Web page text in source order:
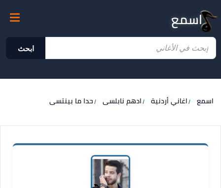
اسمع
ابحث
اسمع اغاني أردنية ادهم نابلسى حدا ما بينتسى